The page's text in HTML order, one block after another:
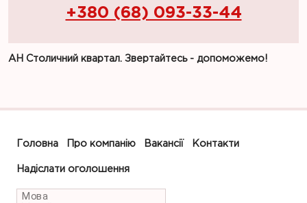
+380 (68) 093-33-44
АН Столичний квартал. Звертайтесь - допоможемо!
Головна Про компанію Вакансії Контакти
Надіслати оголошення
Мова